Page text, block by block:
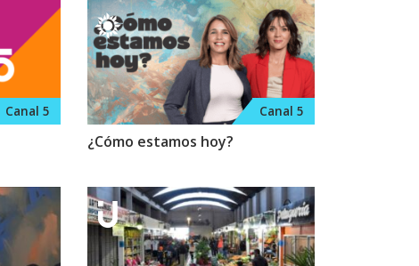
Canal 5 Canal 5
¿Cómo estamos hoy?